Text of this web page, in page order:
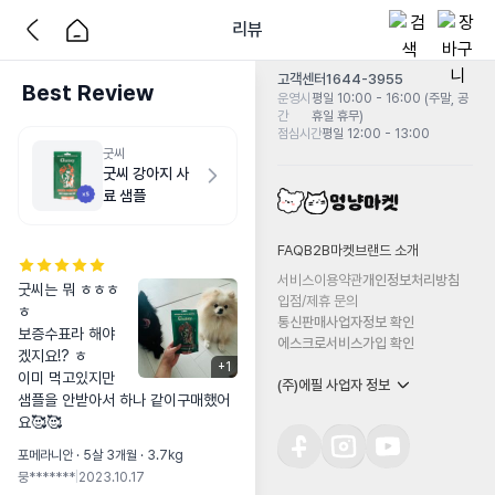
리뷰
Best Review
굿씨
굿씨 강아지 사
료 샘플
+1
굿씨는 뭐 ㅎㅎㅎ
ㅎ
보증수표라 해야
겠지요!? ㅎ
이미 먹고있지만
샘플을 안받아서 하나 같이구매했어
요🥰🥰
포메라니안 · 5살 3개월 · 3.7kg
뭉******* 2023.10.17
고객센터1644-3955
운영시
간
평일 10:00 - 16:00 (주말, 공
휴일 휴무)
점심시간평일 12:00 - 13:00
FAQB2B마켓 브랜드 소개
서비스이용약관개인정보처리방침
입점/제휴 문의
통신판매사업자정보 확인
에스크로서비스가입 확인
(주)에필 사업자 정보